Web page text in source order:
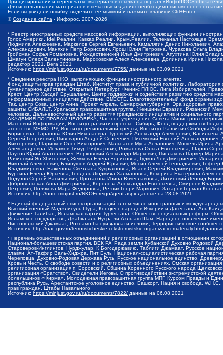
При цитировании и перепечатке материалов ссылка на портал «ИнфоШОС»
Для использования материалов в печатных изданиях необходимо письменное
Если вы увидели ошибку, выделите ее мышкой и нажмите клавиши Ctrl+Enter
©Создание сайта - Инфорос, 2007-2026
* Реестр иностранных средств массовой информации, выполняющих функции
Голос Америки, Idel.Реалии, Кавказ.Реалии, Крым.Реалии, Телеканал Настоящее
Людмила Алексеевна, Маркелов Сергей Евгеньевич, Камалягин Денис Николаевич,
Александрович, Маняхин Петр Борисович, Ярош Юлия Петровна, Чуракова Ольга
Гройсман Софья Романовна, Рождественский Илья Дмитриевич, Апухтина Юлия
Шмагун Олеся Валентиновна, Мароховская Алеся Алексеевна, Долинина Ирина
редактор 2021, Вега 2021
Источник: https://minjust.gov.ru/ru/documents/7755/ данные на 03.09.2021
* Сведения реестра НКО, выполняющих функции иностранного агента:
Фонд защиты прав граждан Штаб, Институт права и публичной политики,
Гуманитарное действие, Открытый Петербург, Феникс ПЛЮС, Лига Избирателей,
Крест, Центр Хасдей Ерушалаим, Центр поддержки и содействия развитию средств
информационных инициатив Действие, ВМЕСТЕ, Благотворительный фонд охраны
Так, центр Сова, центр Анна, Проект Апрель, Самарская губерния, Эра здоровья,
защиты СИБАЛЬТ, Уральская правозащитная группа, Женщины Евразии, Рязанский
человека, Дальневосточный центр развития гражданских инициатив и социального
АКАДЕМИЯ ПО ПРАВАМ ЧЕЛОВЕКА, Частное учреждение Совета Министров северных
Массовой Информации, Институт развития прессы - Сибирь, Фонд поддержки
агентство МЕМО. РУ, Институт региональной прессы, Институт Развития Свободы
Борисовна, Таранова Юлия Николаевна, Туровский Александр Алексеевич,
Сергей Георгиевич, Пивоваров Андрей Сергеевич, Писемский Евгений
Викторович, Шарипков Олег Викторович, Мальсагов Муса Асланович, Мошель Ирина
Александровна, Исламов Тимур Рифгатович, Романова Ольга Евгеньевна, Щаров
Паутов Юрий Анатольевич, Верховский Александр Маркович, Пислакова-Паркер
Рачинский Ян Збигневич, Жемкова Елена Борисовна, Гудков Лев Дмитриевич,
Николай Алексеевич, Блинушов Андрей Юрьевич, Мосин Алексей Геннадьевич,
Владимировна, Баженова Светлана Куприяновна, Исаев Сергей Владимирович,
Буртина Елена Юрьевна, Гендель Людмила Залмановна, Кокорина Екатерина
Подузов Сергей Васильевич, Протасова Ирина Вячеславовна, Литинский Леонид
Добровольская Анна Дмитриевна, Королева Александра Евгеньевна, Смирнов
Петрович, Полякова Мара Федоровна, Резник Генри Маркович, Захаров Герман
Источник: http://unro.minjust.ru/NKOForeignAgent.aspx данные на 28.08.2021
* Единый федеральный список организаций, в том числе иностранных и
Высший военный Маджлисуль Шура, Конгресс народов Ичкерии и Дагестана, Аль-
Движение Талибан, Исламская партия Туркестана, Общество социальных реформ,
Исламское государство, Джабха аль-Нусра ли-Ахль аш-Шам, Народное ополчение
Чистопольский Джамаат, Рохнамо ба суи давлати исломи, Террористическое
Источник: http://nac.gov.ru/terroristicheskie-i-ekstremistskie-organizacii-i-materialy.html
* Перечень общественных объединений и религиозных организаций в отношении
Национал-большевистская партия, ВЕК РА, Рада земли Кубанской Духовно Родовой
Староверов-Инглингов, Нурджулар, К Богодержавию, Таблиги Джамаат, Русское
славян, Ат-Такфир Валь-Хиджра, Пит Буль, Национал-социалистическая рабочая
Череповца, Духовно-Родовая Держава Русь, Русское национальное единство,
Кровь и Честь, О свободе совести и о религиозных объединениях, Омская
религиозная организация п. Боровский, Община Коренного Русского народа
организация «Братство», Свидетели Иеговы, О противодействии экстремистской
болельщиков «Фирма», Молодежная правозащитная группа МПГ, Курсом Правды и
республика Русь, Арестантское уголовное единство, Башкорт, Нация и свобода,
прав граждан, Штабы Навального
Источник: https://minjust.gov.ru/ru/documents/7822/ данные на 06.08.2021